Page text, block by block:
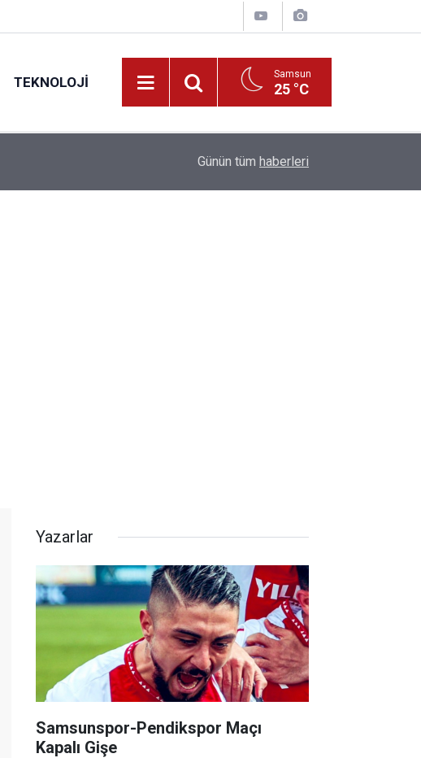
TEKNOLOJI Samsun
25 °C
Fahiş fiyatlar nedeniyle işletmelere 101 milyon
Günün tüm haberleri
Yazarlar
Samsunspor-Pendikspor Maçı
Kapalı Gişe